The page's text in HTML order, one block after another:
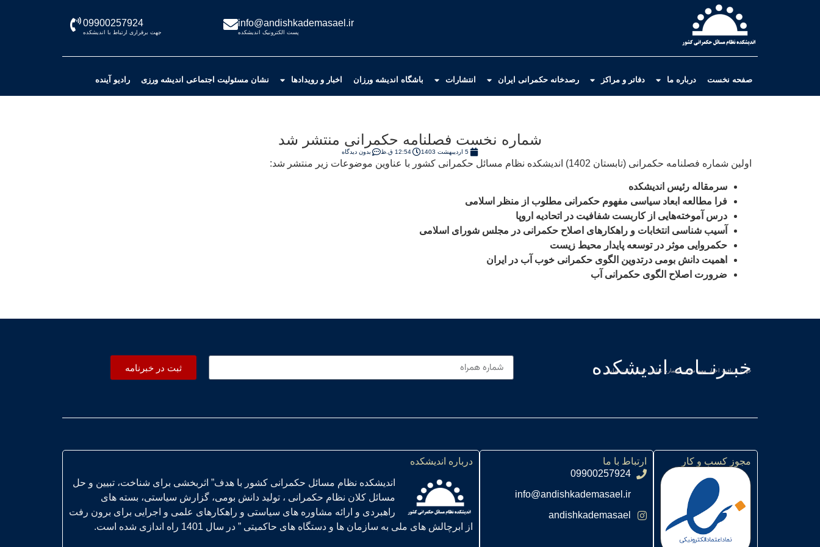
info@andishkademasael.ir
پست الکترونیک اندیشکده
09900257924
جهت برقراری ارتباط با اندیشکده
صفحه نخست درباره ما دفاتر و مراکز رصدخانه حکمرانی ایران انتشارات باشگاه اندیشه ورزان اخبار و رویدادها نشان مسئولیت اجتماعی اندیشه ورزی رادیو آینده
شماره نخست فصلنامه حکمرانی منتشر شد
5 اردیبهشت 1403 12:54 ق.ظ بدون دیدگاه
اولین شماره فصلنامه حکمرانی (تابستان 1402) اندیشکده نظام مسائل حکمرانی کشور با عناوین موضوعات زیر منتشر شد:
سرمقاله رئیس اندیشکده
فرا مطالعه ابعاد سیاسی مفهوم حکمرانی مطلوب از منظر اسلامی
درس آموخته‌هایی از کاربست شفافیت در اتحادیه اروپا
آسیب شناسی انتخابات و راهکارهای اصلاح حکمرانی در مجلس شورای اسلامی
حکمروایی موثر در توسعه پایدار محیط زیست
اهمیت دانش بومی درتدوین الگوی حکمرانی خوب آب در ایران
ضرورت اصلاح الگوی حکمرانی آب
خبـرنــامه اندیشکده
جهت دریافت اخبار مهم سایت شماره تماس خود را ثبت نمایید ثبت در خبرنامه
مجوز کسب و کار
ارتباط با ما
09900257924
info@andishkademasael.ir
andishkademasael
درباره اندیشکده
اندیشکده نظام مسائل حکمرانی کشور با هدف” اثربخشی برای شناخت، تبیین و حل
مسائل کلان نظام حکمرانی ، تولید دانش بومی، گزارش سیاستی، بسته های
راهبردی و ارائه مشاوره های سیاستی و راهکارهای علمی و اجرایی برای برون رفت
از ابرچالش های ملی به سازمان ها و دستگاه های حاکمیتی ” در سال 1401 راه اندازی شده است.